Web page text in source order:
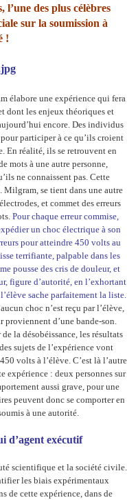
l’une des plus célèbres
sur la soumission à
!
élabore une expérience qui fera
dont les enjeux théoriques et
encore. Des individus
participer à ce qu’ils croient
En réalité, ils se retrouvent en
mots à une autre personne,
ne connaissent pas. Cette
Milgram, se tient dans une autre
et commet des erreurs
Pour chaque erreur commise,
un choc électrique à son
pour atteindre 450 volts au
terrifiante, palpable dans les
pousse des cris de douleur, et
figure d’autorité, en l’exhortant
sache parfaitement la liste.
choc n’est reçu par l’élève,
proviennent d’une bande-son.
la désobéissance, les résultats
sujets de l’expérience vont
volts à l’élève. C’est là l’autre
expérience : deux personnes sur
aussi grave, pour une
peuvent donc se comporter en
à une autorité.
d’agent exécutif
scientifique et la société civile.
les biais expérimentaux
de cette expérience, dans de